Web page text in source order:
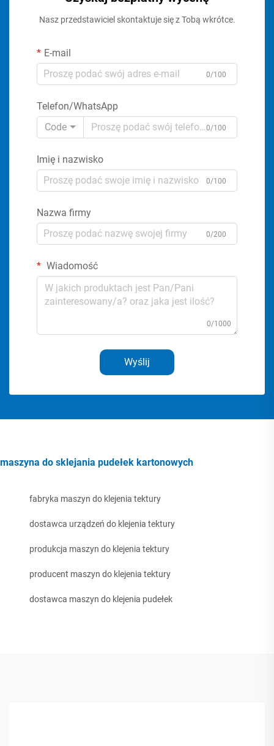
Nasz przedstawiciel skontaktuje się z Tobą wkrótce.
E-mail
0/100
Telefon/WhatsApp
Code
0/100
Imię i nazwisko
0/100
Nazwa firmy
0/200
Wiadomość
0/1000
Wyślij
maszyna do sklejania pudełek kartonowych
fabryka maszyn do klejenia tektury
dostawca urządzeń do klejenia tektury
produkcja maszyn do klejenia tektury
producent maszyn do klejenia tektury
dostawca maszyn do klejenia pudełek